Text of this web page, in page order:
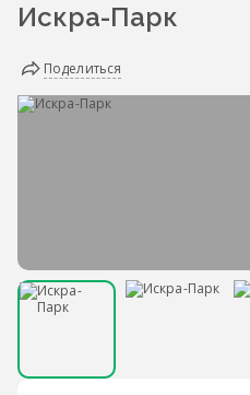
Искра-Парк
Поделиться